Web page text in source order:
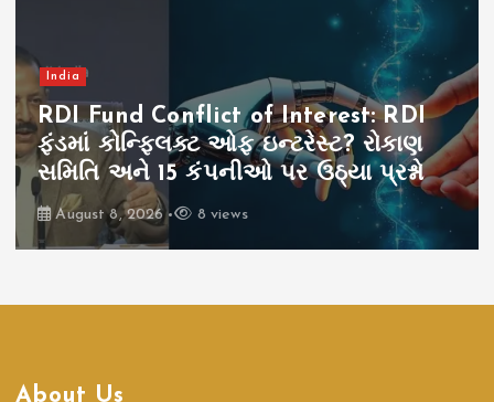
India
RDI Fund Conflict of Interest: RDI
ફંડમાં કોન્ફ્લિક્ટ ઓફ ઇન્ટરેસ્ટ? રોકાણ
સમિતિ અને 15 કંપનીઓ પર ઉઠ્યા પ્રશ્નો
August 8, 2026 8 views
About Us